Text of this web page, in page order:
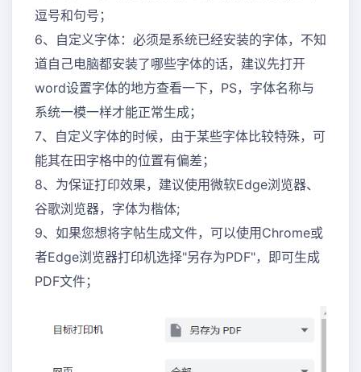
逗号和句号；
6、自定义字体：必须是系统已经安装的字体，不知
道自己电脑都安装了哪些字体的话，建议先打开
word设置字体的地方查看一下，PS，字体名称与
系统一模一样才能正常生成；
7、自定义字体的时候，由于某些字体比较特殊，可
能其在田字格中的位置有偏差；
8、为保证打印效果，建议使用微软Edge浏览器、
谷歌浏览器，字体为楷体;
9、如果您想将字帖生成文件，可以使用Chrome或
者Edge浏览器打印机选择"另存为PDF"，即可生成
PDF文件；